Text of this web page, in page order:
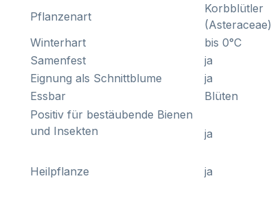
Pflanzenart
Korbblütler
(Asteraceae)
Winterhart
bis 0°C
Samenfest
ja
Eignung als Schnittblume
ja
Essbar
Blüten
Positiv für bestäubende Bienen
und Insekten
ja
Heilpflanze ja